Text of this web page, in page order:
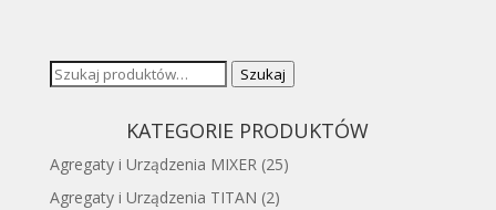
Szukaj: Szukaj
KATEGORIE PRODUKTÓW
Agregaty i Urządzenia MIXER (25)
Agregaty i Urządzenia TITAN (2)